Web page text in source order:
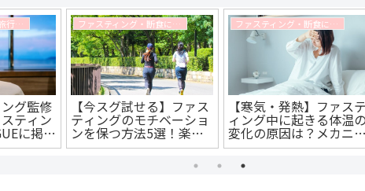
ファスティング合宿旅行の情報
グ監修
ティン
に掲載
ファスティング・断食に関するコラム
【今スグ試せる】ファス
ティングのモチベーショ
ンを保つ方法5選！楽し
く無理なく続ける方法と
ファスティング・断食に関するコラム
【寒気・発熱】ファステ
ィング中に起きる体温の
変化の原因は？メカニズ
ムと対処法を解説しま